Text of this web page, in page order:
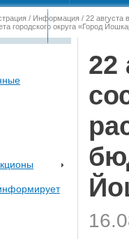
/ Информация / 22 августа
городского округа «Город
22